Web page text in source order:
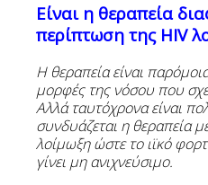
Είναι η θεραπεία
περίπτωση της HIV
Η θεραπεία είναι
μορφές της νόσου που
Αλλά ταυτόχρονα είναι
συνδυάζεται η θεραπεία
λοίμωξη ώστε το ιϊκό
γίνει μη ανιχνεύσιμο.